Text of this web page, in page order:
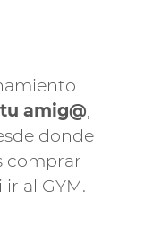
amig@,
donde
comprar
al GYM.